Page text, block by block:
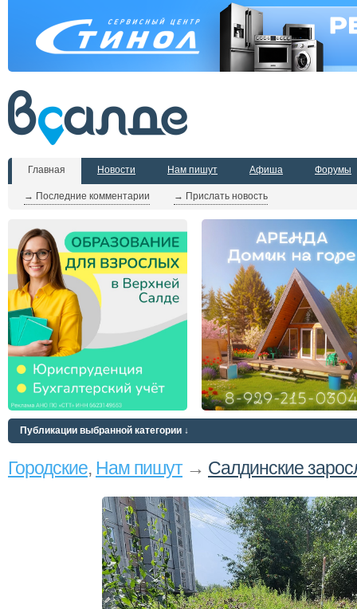
Главная
→ Последние комментарии → Прислать новость
Новости Нам пишут Афиша Форумы
Публикации выбранной категории ↓
Городские, Нам пишут→ Салдинские